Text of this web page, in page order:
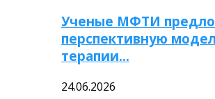
Ученые МФТИ
перспективную
терапии…
24.06.2026